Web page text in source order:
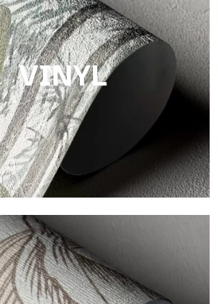
und unregelmäßiger Struktur und
die Wärme und Authentizität vermittelt.
VINYL
der Tapeten von Tecnografica bieten
strukturierte und optisch anspruchsvolle